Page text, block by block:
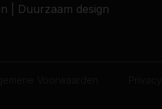
| Duurzaam design